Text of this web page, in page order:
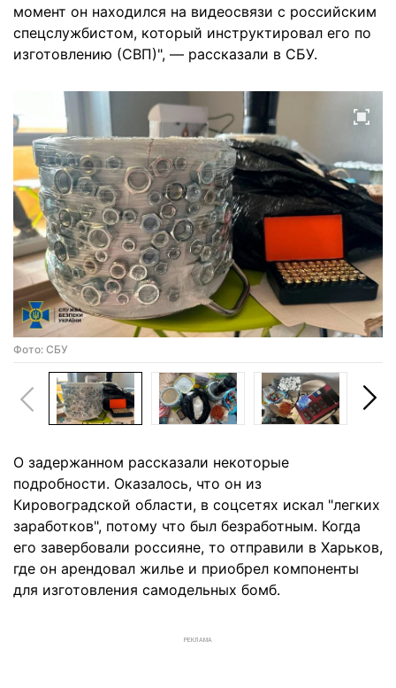
момент он находился на видеосвязи с российским
спецслужбистом, который инструктировал его по
изготовлению (СВП)", — рассказали в СБУ.
Фото: СБУ
О задержанном рассказали некоторые
подробности. Оказалось, что он из
Кировоградской области, в соцсетях искал "легких
заработков", потому что был безработным. Когда
его завербовали россияне, то отправили в Харьков,
где он арендовал жилье и приобрел компоненты
для изготовления самодельных бомб.
РЕКЛАМА